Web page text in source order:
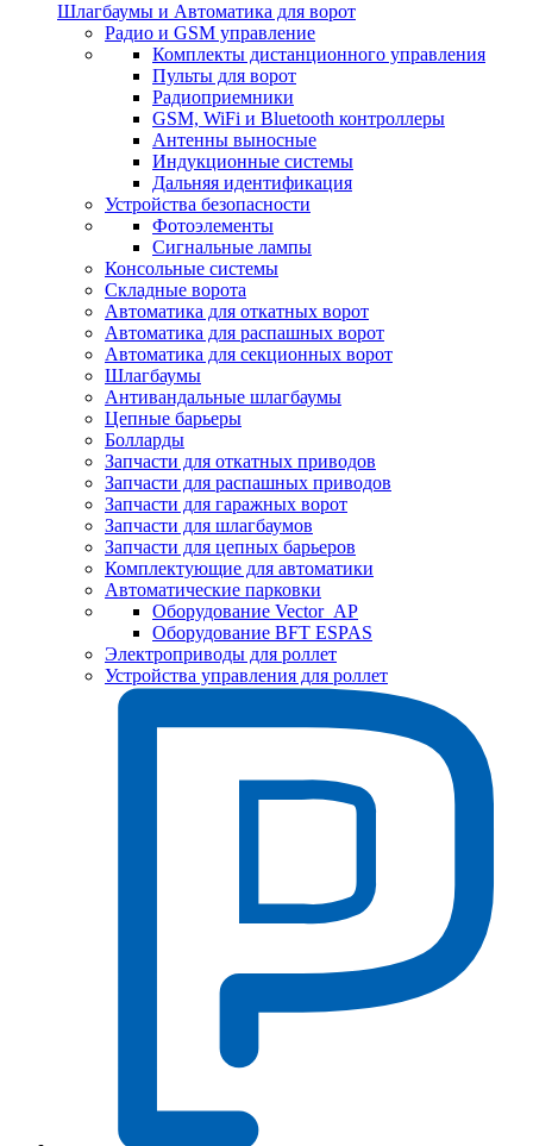
Шлагбаумы и Автоматика для ворот
Радио и GSM управление
Комплекты дистанционного управления
Пульты для ворот
Радиоприемники
GSM, WiFi и Bluetooth контроллеры
Антенны выносные
Индукционные системы
Дальняя идентификация
Устройства безопасности
Фотоэлементы
Сигнальные лампы
Консольные системы
Складные ворота
Автоматика для откатных ворот
Автоматика для распашных ворот
Автоматика для секционных ворот
Шлагбаумы
Антивандальные шлагбаумы
Цепные барьеры
Болларды
Запчасти для откатных приводов
Запчасти для распашных приводов
Запчасти для гаражных ворот
Запчасти для шлагбаумов
Запчасти для цепных барьеров
Комплектующие для автоматики
Автоматические парковки
Оборудование Vector_AP
Оборудование BFT ESPAS
Электроприводы для роллет
Устройства управления для роллет